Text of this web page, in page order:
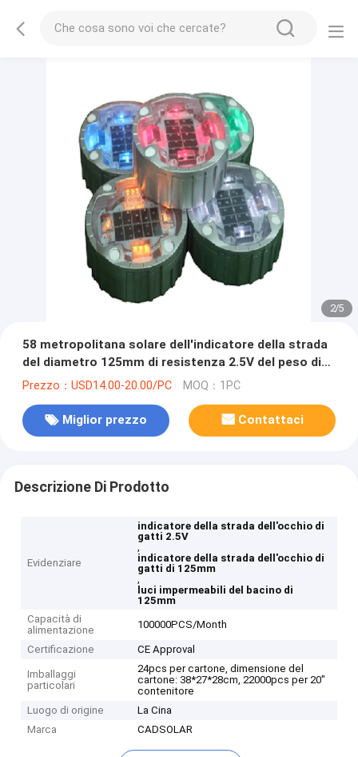
2/5
58 metropolitana solare dell'indicatore della strada
del diametro 125mm di resistenza 2.5V del peso di
tonnellata per sicurezza stradale ed il paesaggio
Prezzo：USD14.00-20.00/PC MOQ：1PC
Miglior prezzo Contattaci
Descrizione Di Prodotto
Evidenziare
indicatore della strada dell'occhio di
gatti 2.5V
,
indicatore della strada dell'occhio di
gatti di 125mm
,
luci impermeabili del bacino di
125mm
Capacità di
alimentazione
100000PCS/Month
Certificazione CE Approval
Imballaggi
particolari
24pcs per cartone, dimensione del
cartone: 38*27*28cm, 22000pcs per 20"
contenitore
Luogo di origine
La Cina
Marca
CADSOLAR